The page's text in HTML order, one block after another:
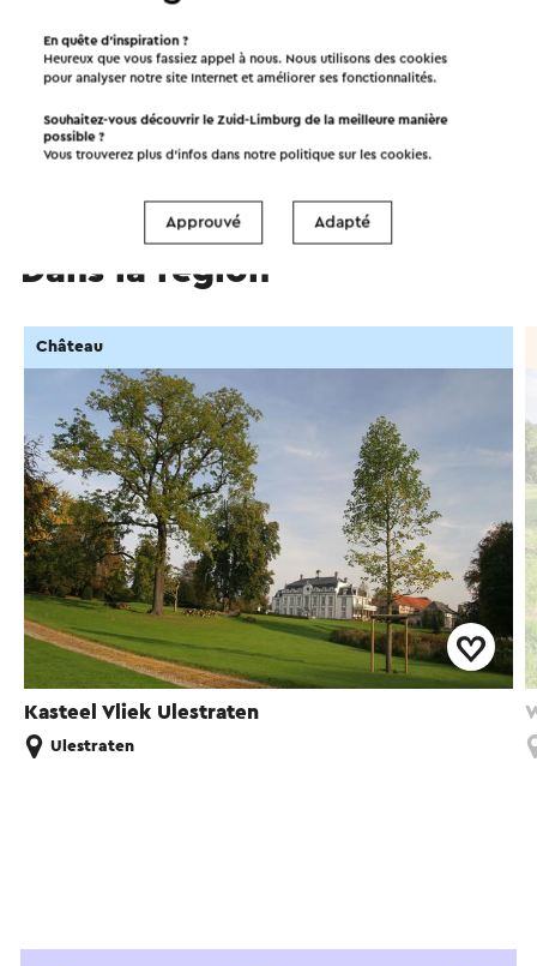
Démarrer l’itinéraire
Afficher les filtres
Dans la région
Kasteel Vliek Ulestraten
Château
Ulestraten
En quête d’inspiration ?
Heureux que vous fassiez appel à nous. Nous utilisons des cookies
pour analyser notre site Internet et améliorer ses fonctionnalités.
Souhaitez-vous découvrir le Zuid-Limburg de la meilleure manière
possible ?
Vous trouverez plus d’infos dans notre politique sur lescookies.
Approuvé Adapté